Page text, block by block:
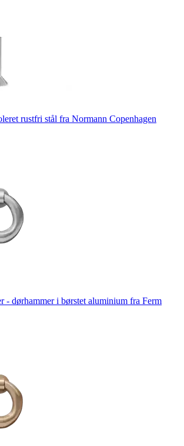
rustfri stål fra Normann Copenhagen
- dørhammer i børstet aluminium fra Ferm